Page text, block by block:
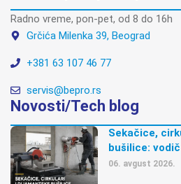
Radno vreme, pon-pet, od 8 do 16h
Grčića Milenka 39, Beograd
+381 63 107 46 77
servis@bepro.rs
Novosti/Tech blog
Sekačice,
bušilice:
06. avgust 2026.